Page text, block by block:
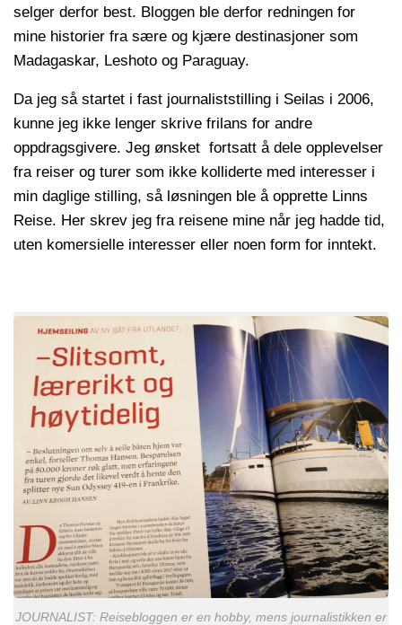
selger derfor best. Bloggen ble derfor redningen for
mine historier fra sære og kjære destinasjoner som
Madagaskar, Leshoto og Paraguay.
Da jeg så startet i fast journaliststilling i Seilas i 2006,
kunne jeg ikke lenger skrive frilans for andre
oppdragsgivere. Jeg ønsket fortsatt å dele opplevelser
fra reiser og turer som ikke kolliderte med interesser i
min daglige stilling, så løsningen ble å opprette Linns
Reise. Her skrev jeg fra reisene mine når jeg hadde tid,
uten komersielle interesser eller noen form for inntekt.
JOURNALIST: Reisebloggen er en hobby, mens journalistikken er